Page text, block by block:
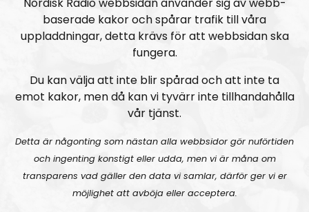
Ansvarig utgivare:Vera Oredsson
Vårdatapolicy
baserade kakor och spårar trafik till våra
uppladdningar, detta krävs för att webbsidan ska
fungera.
Du kan välja att inte blir spårad och att inte ta
emot kakor, men då kan vi tyvärr inte tillhandahålla
vår tjänst.
Detta är någonting som nästan alla webbsidor gör nuförtiden
och ingenting konstigt eller udda, men vi är måna om
transparens vad gäller den data vi samlar, därför ger vi er
möjlighet att avböja eller acceptera.